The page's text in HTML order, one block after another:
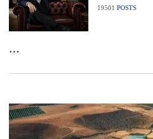
19501 POSTS
...